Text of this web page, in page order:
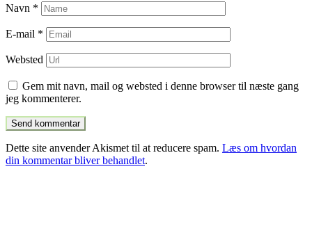
Navn *
E-mail *
Websted
Gem mit navn, mail og websted i denne browser til næste gang
jeg kommenterer.
Dette site anvender Akismet til at reducere spam. Læs om hvordan
din kommentar bliver behandlet.